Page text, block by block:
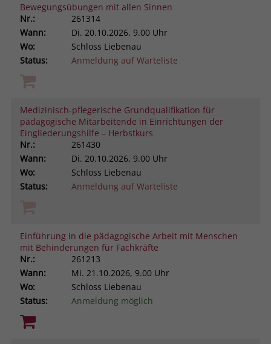
Bewegungsübungen mit allen Sinnen
Nr.:
261314
Wann:
Di. 20.10.2026, 9.00 Uhr
Wo:
Schloss Liebenau
Status:
Anmeldung auf Warteliste
Medizinisch-pflegerische Grundqualifikation für
pädagogische Mitarbeitende in Einrichtungen der
Eingliederungshilfe – Herbstkurs
Nr.:
261430
Wann:
Di. 20.10.2026, 9.00 Uhr
Wo:
Schloss Liebenau
Status:
Anmeldung auf Warteliste
Einführung in die pädagogische Arbeit mit Menschen
mit Behinderungen für Fachkräfte
Nr.:
261213
Wann:
Mi. 21.10.2026, 9.00 Uhr
Wo:
Schloss Liebenau
Status:
Anmeldung möglich